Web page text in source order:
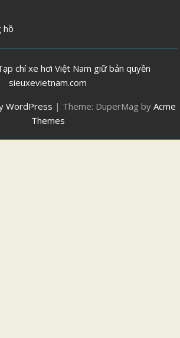
hồ
chí xe hơi Việt Nam giữ bản quyền
sieuxevietnam.com
WordPress | Theme: DuperMag by Acme
Themes